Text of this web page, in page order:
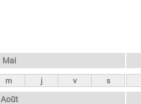
Mai
m j v s
Août